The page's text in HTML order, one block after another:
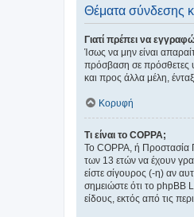
Θέματα σύνδεσης
Γιατί πρέπει να
Ίσως να μην είναι
πρόσβαση σε πρόσθετες
και προς άλλα μέλη,
Κορυφή
Τι είναι το COPPA;
Το COPPA, ή Προστασία
των 13 ετών να έχουν
είστε σίγουρος (-η) αν
σημειώστε ότι το phpBB
είδους, εκτός από τις